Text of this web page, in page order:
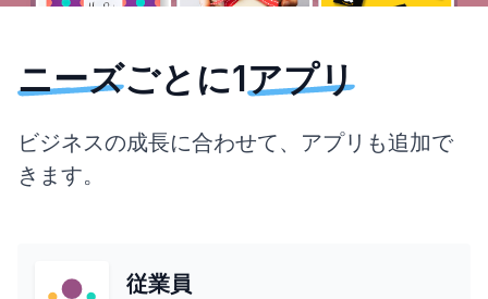
ニーズごとに1アプリ
ビジネスの成長に合わせて、アプリも追加で
きます。
従業員